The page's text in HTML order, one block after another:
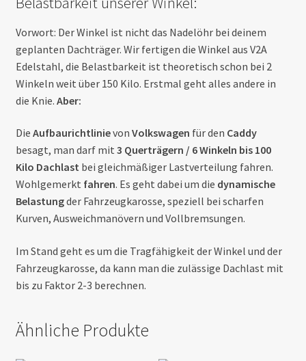
Vorwort: Der Winkel ist nicht das Nadelöhr bei deinem
geplanten Dachträger. Wir fertigen die Winkel aus V2A
Edelstahl, die Belastbarkeit ist theoretisch schon bei 2
Winkeln weit über 150 Kilo. Erstmal geht alles andere in
die Knie. Aber:
Die Aufbaurichtlinievon Volkswagen für den Caddy
besagt, man darf mit 3 Querträgern / 6 Winkeln bis 100
Kilo Dachlast bei gleichmäßiger Lastverteilung fahren.
Wohlgemerkt fahren. Es geht dabei um die dynamische
Belastungder Fahrzeugkarosse, speziell bei scharfen
Kurven, Ausweichmanövern und Vollbremsungen.
Im Stand geht es um die Tragfähigkeit der Winkel und der
Fahrzeugkarosse, da kann man die zulässige Dachlast mit
bis zu Faktor 2-3 berechnen.
Ähnliche Produkte